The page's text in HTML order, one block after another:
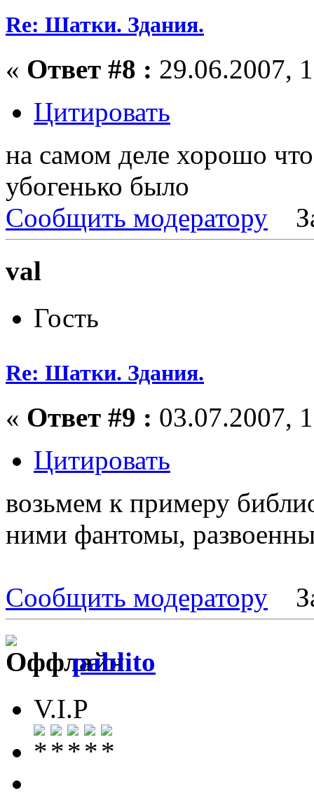
Re: Шатки. Здания.
« Ответ #8 : 29.06.2007,
Цитировать
на самом деле хорошо
убогенько было
Сообщить модератору
val
Гость
Re: Шатки. Здания.
« Ответ #9 : 03.07.2007,
Цитировать
возьмем к примеру
ними фантомы,
Сообщить модератору
pablito
V.I.P